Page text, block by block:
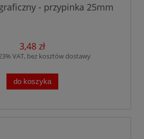
- przypinka 25mm
3,48 zł
VAT, bez kosztów dostawy
do koszyka